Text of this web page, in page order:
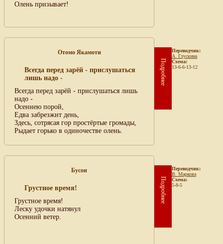
Олень призывает!
Отомо Якамоти
Всегда перед зарёй - прислушаться
лишь надо -
Всегда перед зарёй - прислушаться лишь
надо -
Осеннею порой,
Едва забрезжит день,
Здесь, сотрясая гор простёртые громады,
Рыдает горько в одиночестве олень.
Подробнее
Переводчик:
А. Глускина
Схема:
13-6-6-13-12
Бусон
Грустное время!
Грустное время!
Леску удочки натянул
Осенний ветер.
Подробнее
Переводчик:
В. Маркова
Схема:
5-8-5